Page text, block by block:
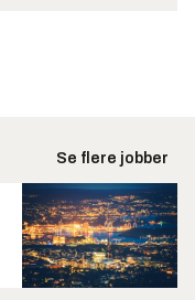
Se flere jobber